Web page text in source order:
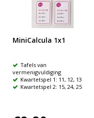
MiniCalcula 1x1
Tafels van
vermenigvuldiging
Kwartetspel 1: 11, 12, 13
Kwartetspel 2: 15, 24, 25